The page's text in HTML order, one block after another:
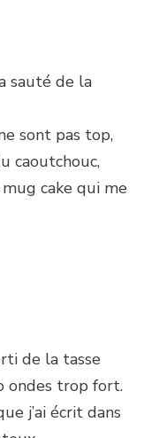
sauté de la
sont pas top,
caoutchouc,
cake qui me
de la tasse
ondes trop fort.
j’ai écrit dans